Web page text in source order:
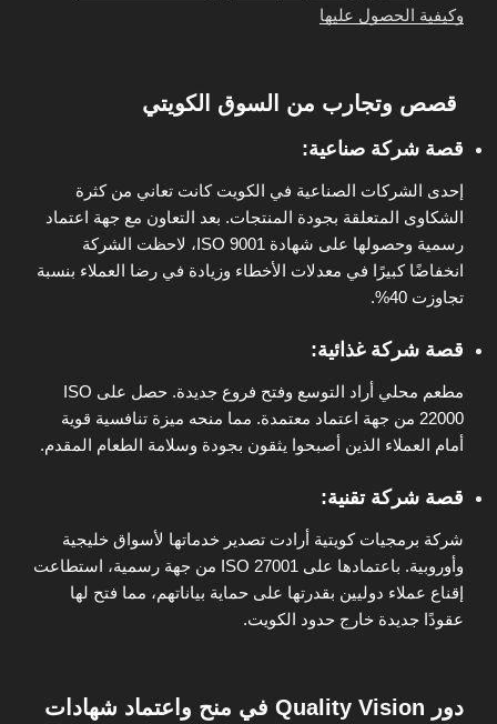
وكيفية الحصول عليها
قصص وتجارب من السوق الكويتي
قصة شركة صناعية:
إحدى الشركات الصناعية في الكويت كانت تعاني من كثرة
الشكاوى المتعلقة بجودة المنتجات. بعد التعاون مع جهة اعتماد
رسمية وحصولها على شهادة ISO 9001، لاحظت الشركة
انخفاضًا كبيرًا في معدلات الأخطاء وزيادة في رضا العملاء بنسبة
تجاوزت 40%.
قصة شركة غذائية:
مطعم محلي أراد التوسع وفتح فروع جديدة. حصل على ISO
22000 من جهة اعتماد معتمدة. مما منحه ميزة تنافسية قوية
أمام العملاء الذين أصبحوا يثقون بجودة وسلامة الطعام المقدم.
قصة شركة تقنية:
شركة برمجيات كويتية أرادت تصدير خدماتها لأسواق خليجية
وأوروبية. باعتمادها على ISO 27001 من جهة رسمية، استطاعت
إقناع عملاء دوليين بقدرتها على حماية بياناتهم، مما فتح لها
عقودًا جديدة خارج حدود الكويت.
دور Quality Vision في منح واعتماد شهادات